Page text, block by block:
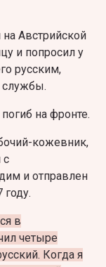
Австрийской
и попросил у
русским,
службы.
на фронте.
кожевник,
с
и отправлен
году.
в
четыре
Когда я